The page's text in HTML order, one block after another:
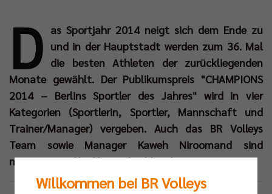
D as Sportjahr 2014 neigt sich dem Ende zu
und in der Hauptstadt werden zum 36. Mal
die besten Athleten der zurückliegenden
Monate gewählt. Der Publikumspreis "CHAMPIONS
2014 – Berlins Sportler des Jahres" wird in vier
Kategorien (Sportlerin, Sportler, Mannschaft und
Trainer/Manager) vergeben. Auch das BR Volleys
Team sowie Manager Kaweh Niroomand sind
nominiert und hoffen auf zahlreiche Stimmen!
Willkommen bei BR Volleys